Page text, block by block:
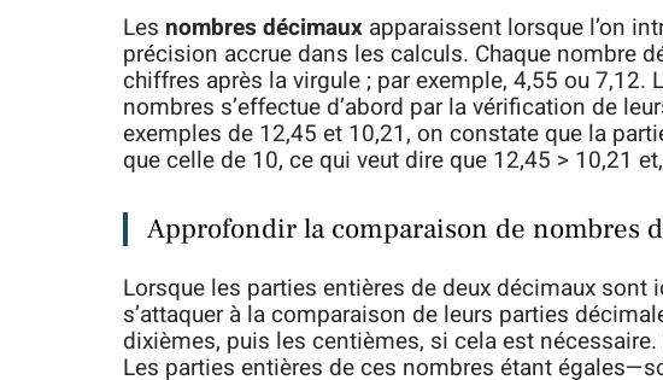
Les nombres décimaux apparaissent lorsque l’on
précision accrue dans les calculs. Chaque nombre
chiffres après la virgule ; par exemple, 4,55 ou 7,12.
nombres s’effectue d’abord par la vérification de
exemples de 12,45 et 10,21, on constate que la
que celle de 10, ce qui veut dire que 12,45 > 10,21
Approfondir la comparaison de nombres
Lorsque les parties entières de deux décimaux
s’attaquer à la comparaison de leurs parties
dixièmes, puis les centièmes, si cela est
Les parties entières de ces nombres étant